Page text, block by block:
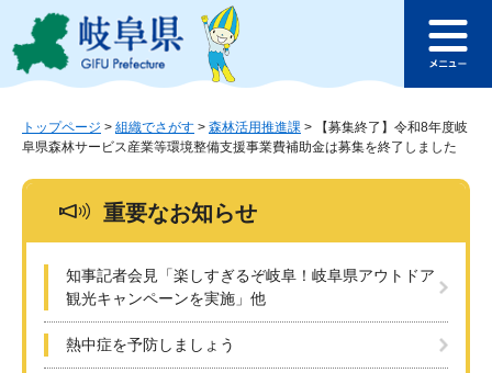
ジ
ュ
このページの本文へ
ュ
トップページ > 組織でさがす > 森林活用推進課 >
【募集終了】令和8年度岐
阜県森林サービス産業等環境整備支援事業費補助金は募集を終了しました
重要なお知らせ
知事記者会見「楽しすぎるぞ岐阜！岐阜県アウトドア
観光キャンペーンを実施」他
熱中症を予防しましょう